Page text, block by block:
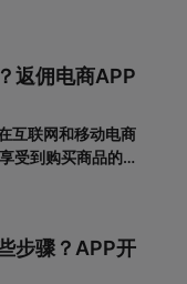
仅仅是开发APP应
用的优秀用户体
返佣电商APP
互联网和移动电商
受到购买商品的便
物app的建设。返
商品有哪些利
步骤？APP开